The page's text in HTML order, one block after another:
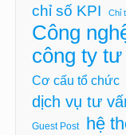
chỉ số KPI Chỉ
Công
công ty tư
Cơ cấu tổ chức
dịch vụ tư
Guest Post hệ